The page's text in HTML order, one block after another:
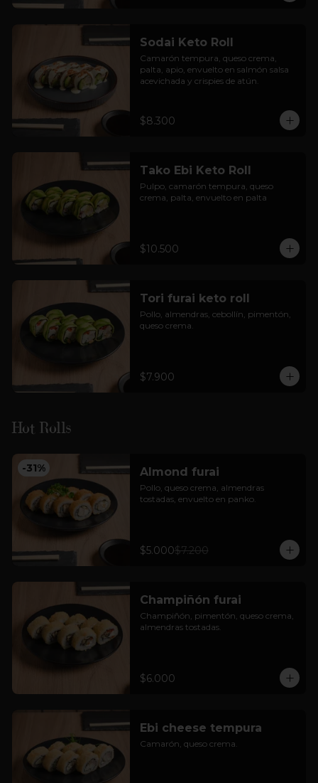
Sodai Keto Roll
Camarón tempura, queso crema,
palta, apio, envuelto en salmón salsa
acevichada y crispies de atún.
$8.300
Tako Ebi Keto Roll
Pulpo, camarón tempura, queso
crema, palta, envuelto en palta
$10.500
Tori furai keto roll
Pollo, almendras, cebollín, pimentón,
queso crema.
$7.900
Hot Rolls
-31% Almond furai
Pollo, queso crema, almendras
tostadas, envuelto en panko.
$5.000$7.200
Champiñón furai
Champiñón, pimentón, queso crema,
almendras tostadas.
$6.000
Ebi cheese tempura
Camarón, queso crema.